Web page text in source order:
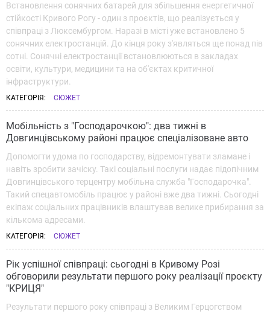
Встановлення сонячних батарей для збільшення енергетичної
стійкості Кривого Рогу - один з проєктів, що реалізується у
співпраці з Люксембургом. Наразі в місті уже встановлено 5
сонячних електростанцій. До кінця року з'являться ще понад пів
сотні. Сонячні електростанції встановлюються в закладах
освіти, культури, медицини та на об'єктах критичної
інфраструктури.
КАТЕГОРІЯ: СЮЖЕТ
Мобільність з "Господарочкою": два тижні в
Довгинцівському районі працює спеціалізоване авто
Допомогти удома по господарству, відремонтувати зламане і
навіть зробити зачіску. Такі соціальні послуги надає підопічним
Довгинцівського терцентру мобільна служба "Господарочка".
Такий спецавтомобіль працює у районі вже два тижні. Сьогодні
екіпаж соціальних працівників влаштував велике прибирання за
кількома адресами.
КАТЕГОРІЯ: СЮЖЕТ
Рік успішної співпраці: сьогодні в Кривому Розі
обговорили результати першого року реалізації проєкту
"КРИЦЯ"
Результати першого року співпраці з Великим Герцогством